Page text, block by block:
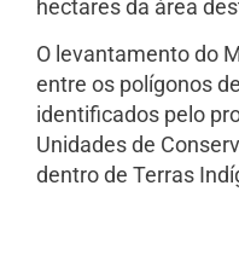
hectares da área
O levantamento do
entre os polígonos
identificados pelo
Unidades de
dentro de Terras